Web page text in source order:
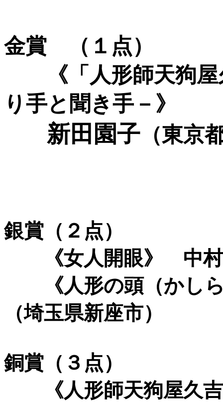
金賞 （１点）
《「人形師天狗屋
り手と聞き手－》
新田園子 （東京
銀賞（２点）
《女人開眼》 中村
《人形の頭（かし
（埼玉県新座市）
銅賞（３点）
《人形師天狗屋久吉